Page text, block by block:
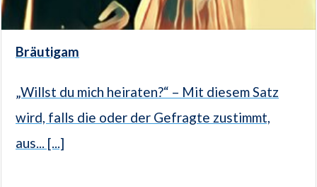
Bräutigam
„Willst du mich heiraten?“ – Mit diesem Satz
wird, falls die oder der Gefragte zustimmt,
aus... [...]